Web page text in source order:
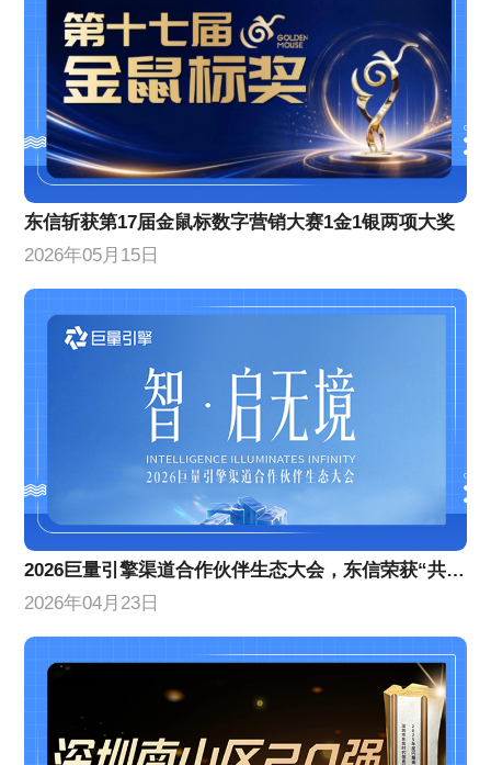
东信斩获第17届金鼠标数字营销大赛1金1银两项大奖
2026年05月15日
2026巨量引擎渠道合作伙伴生态大会，东信荣获“共擎奖”双项大奖
2026年04月23日